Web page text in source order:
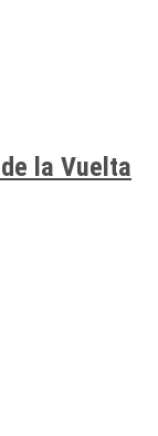
la Vuelta